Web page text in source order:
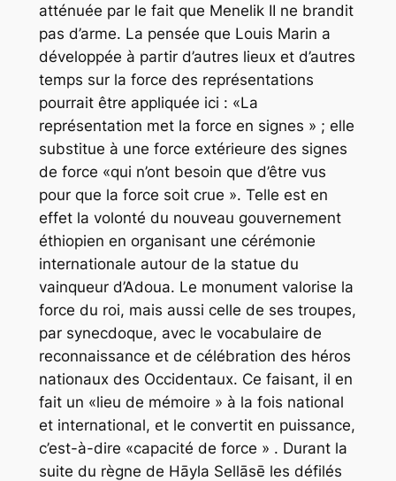
atténuée par le fait que Menelik II ne brandit
pas d’arme. La pensée que Louis Marin a
développée à partir d’autres lieux et d’autres
temps sur la force des représentations
pourrait être appliquée ici : «La
représentation met la force en signes » ; elle
substitue à une force extérieure des signes
de force «qui n’ont besoin que d’être vus
pour que la force soit crue ». Telle est en
effet la volonté du nouveau gouvernement
éthiopien en organisant une cérémonie
internationale autour de la statue du
vainqueur d’Adoua. Le monument valorise la
force du roi, mais aussi celle de ses troupes,
par synecdoque, avec le vocabulaire de
reconnaissance et de célébration des héros
nationaux des Occidentaux. Ce faisant, il en
fait un «lieu de mémoire » à la fois national
et international, et le convertit en puissance,
c’est-à-dire «capacité de force » . Durant la
suite du règne de Hāyla Sellāsē les défilés